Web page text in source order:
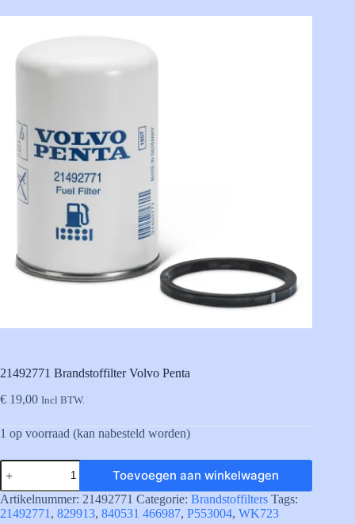
21492771 Brandstoffilter Volvo Penta
€ 19,00 Incl BTW.
1 op voorraad (kan nabesteld worden)
21492771
Brandstoffilter
Volvo
Penta
aantal
Toevoegen aan winkelwagen
Artikelnummer: 21492771 Categorie: Brandstoffilters Tags:
21492771 , 829913, 840531 466987, P553004, WK723